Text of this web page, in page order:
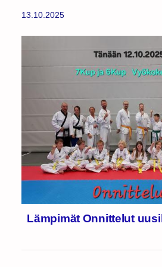
13.10.2025
Lämpimät Onnittelut